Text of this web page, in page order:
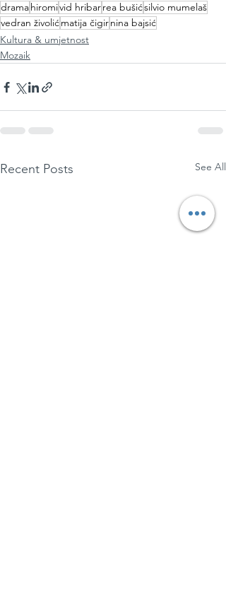
dramahiromivid hribarrea bušićsilvio mumelaš
vedran živolićmatija čigirnina bajsić
Kultura & umjetnost
Mozaik
Recent Posts See All